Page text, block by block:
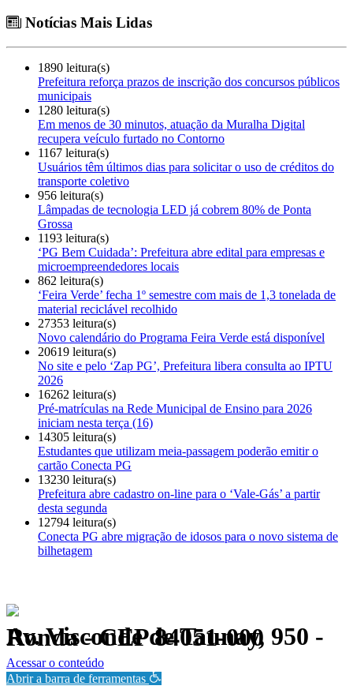
Notícias Mais Lidas
1890 leitura(s)
Prefeitura reforça prazos de inscrição dos concursos públicos
municipais
1280 leitura(s)
Em menos de 30 minutos, atuação da Muralha Digital
recupera veículo furtado no Contorno
1167 leitura(s)
Usuários têm últimos dias para solicitar o uso de créditos do
transporte coletivo
956 leitura(s)
Lâmpadas de tecnologia LED já cobrem 80% de Ponta
Grossa
1193 leitura(s)
‘PG Bem Cuidada’: Prefeitura abre edital para empresas e
microempreendedores locais
862 leitura(s)
‘Feira Verde’ fecha 1º semestre com mais de 1,3 tonelada de
material reciclável recolhido
27353 leitura(s)
Novo calendário do Programa Feira Verde está disponível
20619 leitura(s)
No site e pelo ‘Zap PG’, Prefeitura libera consulta ao IPTU
2026
16262 leitura(s)
Pré-matrículas na Rede Municipal de Ensino para 2026
iniciam nesta terça (16)
14305 leitura(s)
Estudantes que utilizam meia-passagem poderão emitir o
cartão Conecta PG
13230 leitura(s)
Prefeitura abre cadastro on-line para o ‘Vale-Gás’ a partir
desta segunda
12794 leitura(s)
Conecta PG abre migração de idosos para o novo sistema de
bilhetagem
Av. Visconde de Taunay, 950 - Ronda - CEP 84051-000
Política de Privacidade.
Acessar o conteúdo
Abrir a barra de ferramentas